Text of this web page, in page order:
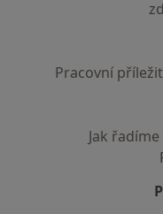
Pracovní
Jak